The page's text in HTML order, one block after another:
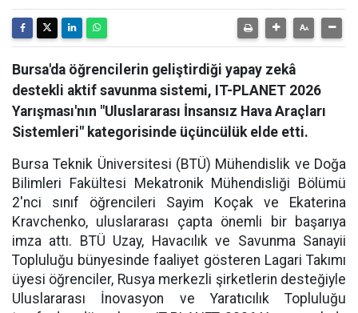
Bursa'da öğrencilerin geliştirdiği yapay zekâ
destekli aktif savunma sistemi, IT-PLANET 2026
Yarışması'nın "Uluslararası İnsansız Hava Araçları
Sistemleri" kategorisinde üçüncülük elde etti.
Bursa Teknik Üniversitesi (BTÜ) Mühendislik ve Doğa
Bilimleri Fakültesi Mekatronik Mühendisliği Bölümü
2'nci sınıf öğrencileri Sayim Koçak ve Ekaterina
Kravchenko, uluslararası çapta önemli bir başarıya
imza attı. BTÜ Uzay, Havacılık ve Savunma Sanayii
Topluluğu bünyesinde faaliyet gösteren Lagari Takımı
üyesi öğrenciler, Rusya merkezli şirketlerin desteğiyle
Uluslararası İnovasyon ve Yaratıcılık Topluluğu